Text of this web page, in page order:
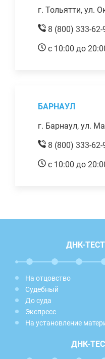
г. Тольятти, ул.
8 (800) 333-62-
с 10:00 до
БАРНАУЛ
г. Барнаул, ул.
8 (800) 333-62-
с 10:00 до
ДНК-
На отцовство
Судебный
До суда
Экспресс
На установление
ДНК-